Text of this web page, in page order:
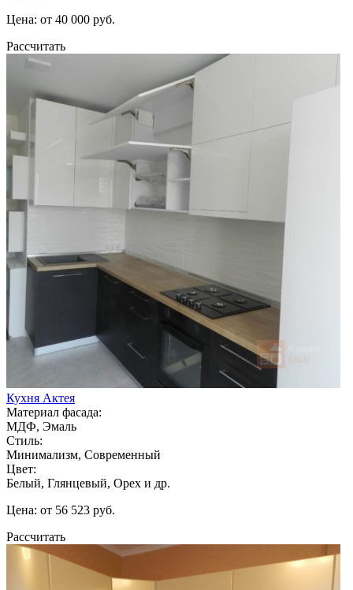
Цена: от 40 000 руб.
Рассчитать
Кухня Актея
Материал фасада:
МДФ, Эмаль
Стиль:
Минимализм, Современный
Цвет:
Белый, Глянцевый, Орех и др.
Цена: от 56 523 руб.
Рассчитать